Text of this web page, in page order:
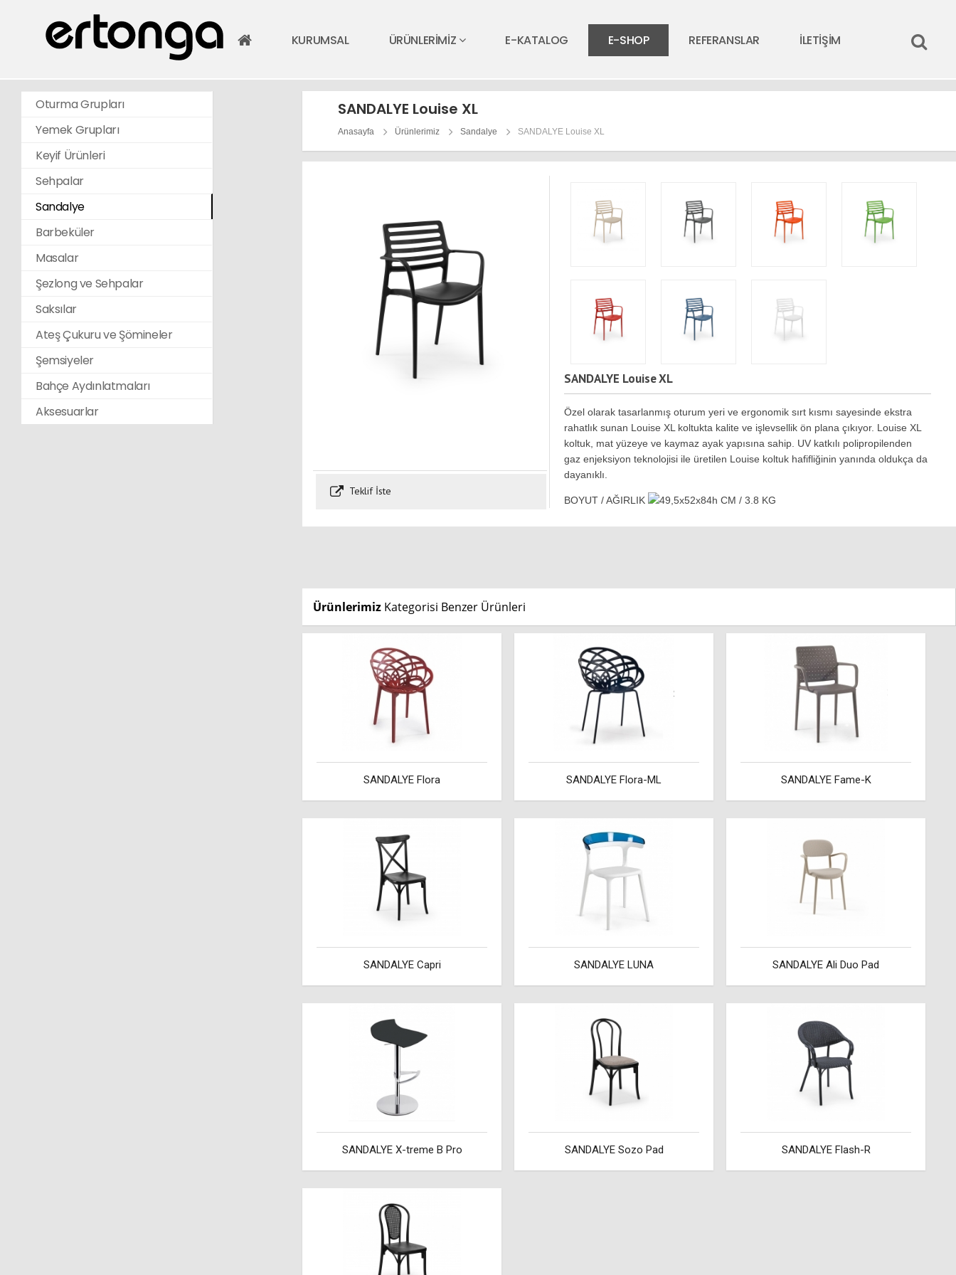
KURUMSAL ÜRÜNLERİMİZ E-KATALOG E-SHOP REFERANSLAR İLETİŞİM
Oturma Grupları
Yemek Grupları
Keyif Ürünleri
Sehpalar
Sandalye
Barbeküler
Masalar
Şezlong ve Sehpalar
Saksılar
Ateş Çukuru ve Şömineler
Şemsiyeler
Bahçe Aydınlatmaları
Aksesuarlar
SANDALYE Louise XL
Anasayfa Ürünlerimiz Sandalye SANDALYE Louise XL
Teklif İste
SANDALYE Louise XL
Özel olarak tasarlanmış oturum yeri ve ergonomik sırt kısmı sayesinde ekstra
rahatlık sunan Louise XL koltukta kalite ve işlevsellik ön plana çıkıyor. Louise XL
koltuk, mat yüzeye ve kaymaz ayak yapısına sahip. UV katkılı polipropilenden
gaz enjeksiyon teknolojisi ile üretilen Louise koltuk hafifliğinin yanında oldukça da
dayanıklı.
BOYUT / AĞIRLIK 49,5x52x84h CM / 3.8 KG
Ürünlerimiz Kategorisi Benzer Ürünleri
SANDALYE Flora SANDALYE Flora-ML SANDALYE Fame-K
SANDALYE Capri SANDALYE LUNA SANDALYE Ali Duo Pad
SANDALYE X-treme B Pro SANDALYE Sozo Pad SANDALYE Flash-R